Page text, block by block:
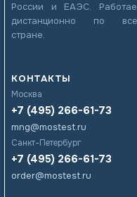
России и ЕАЭС.
дистанционно по
стране.
КОНТАКТЫ
Москва
+7 (495) 266-61-73
mng@mostest.ru
Санкт-Петербург
+7 (495) 266-61-73
order@mostest.ru